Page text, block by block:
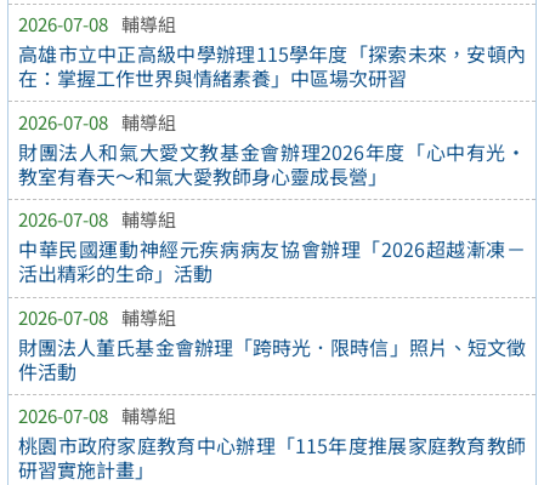
2026-07-08 輔導組
高雄市立中正高級中學辦理115學年度「探索未來，安頓內
在：掌握工作世界與情緒素養」中區場次研習
2026-07-08 輔導組
財團法人和氣大愛文教基金會辦理2026年度「心中有光・
教室有春天～和氣大愛教師身心靈成長營」
2026-07-08 輔導組
中華民國運動神經元疾病病友協會辦理「2026超越漸凍－
活出精彩的生命」活動
2026-07-08 輔導組
財團法人董氏基金會辦理「跨時光．限時信」照片、短文徵
件活動
2026-07-08 輔導組
桃園市政府家庭教育中心辦理「115年度推展家庭教育教師
研習實施計畫」